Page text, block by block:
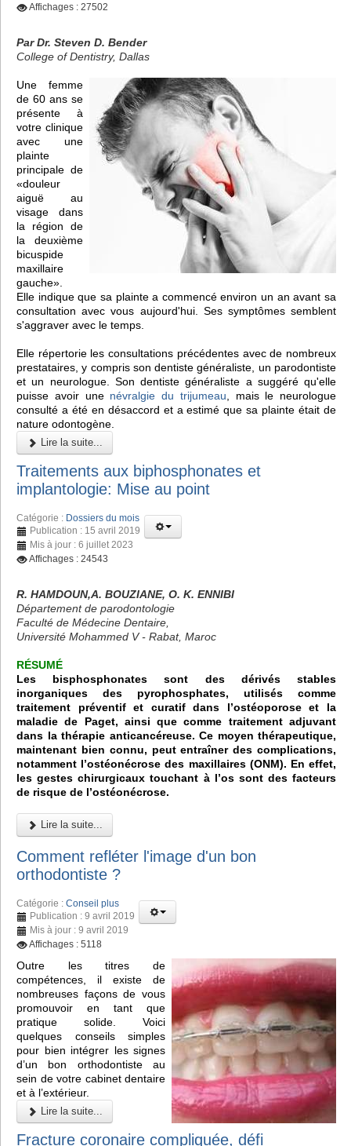
Affichages : 27502
Par Dr. Steven D. Bender
College of Dentistry, Dallas
Une femme
de 60 ans se
présente à
votre clinique
avec une
plainte
principale de
«douleur
aiguë au
visage dans
la région de
la deuxième
bicuspide
maxillaire
gauche».
Elle indique que sa plainte a commencé environ un an avant sa
consultation avec vous aujourd'hui. Ses symptômes semblent
s'aggraver avec le temps.
Elle répertorie les consultations précédentes avec de nombreux
prestataires, y compris son dentiste généraliste, un parodontiste
et un neurologue. Son dentiste généraliste a suggéré qu'elle
puisse avoir une névralgie du trijumeau , mais le neurologue
consulté a été en désaccord et a estimé que sa plainte était de
nature odontogène.
Lire la suite...
Traitements aux biphosphonates et
implantologie: Mise au point
Catégorie : Dossiers du mois
Publication : 15 avril 2019
Mis à jour : 6 juillet 2023
Affichages : 24543
R. HAMDOUN,A. BOUZIANE, O. K. ENNIBI
Département de parodontologie
Faculté de Médecine Dentaire,
Université Mohammed V - Rabat, Maroc
RÉSUMÉ
Les bisphosphonates sont des dérivés stables
inorganiques des pyrophosphates, utilisés comme
traitement préventif et curatif dans l’ostéoporose et la
maladie de Paget, ainsi que comme traitement adjuvant
dans la thérapie anticancéreuse. Ce moyen thérapeutique,
maintenant bien connu, peut entraîner des complications,
notamment l’ostéonécrose des maxillaires (ONM). En effet,
les gestes chirurgicaux touchant à l’os sont des facteurs
de risque de l’ostéonécrose.
Lire la suite...
Comment refléter l'image d'un bon
orthodontiste ?
Catégorie : Conseil plus
Publication : 9 avril 2019
Mis à jour : 9 avril 2019
Affichages : 5118
Outre les titres de
compétences, il existe de
nombreuses façons de vous
promouvoir en tant que
pratique solide. Voici
quelques conseils simples
pour bien intégrer les signes
d’un bon orthodontiste au
sein de votre cabinet dentaire
et à l’extérieur.
Lire la suite...
Fracture coronaire compliquée, défi